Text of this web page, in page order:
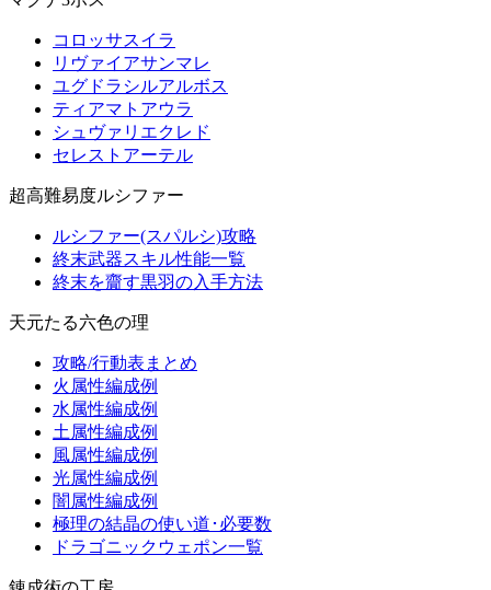
コロッサスイラ
リヴァイアサンマレ
ユグドラシルアルボス
ティアマトアウラ
シュヴァリエクレド
セレストアーテル
超高難易度ルシファー
ルシファー(スパルシ)攻略
終末武器スキル性能一覧
終末を齎す黒羽の入手方法
天元たる六色の理
攻略/行動表まとめ
火属性編成例
水属性編成例
土属性編成例
風属性編成例
光属性編成例
闇属性編成例
極理の結晶の使い道･必要数
ドラゴニックウェポン一覧